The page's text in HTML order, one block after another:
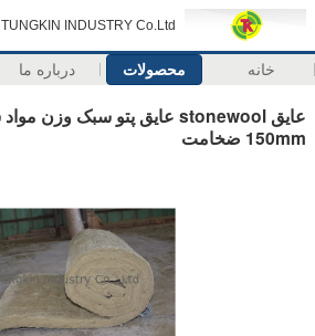
TUNGKIN INDUSTRY Co.Ltd
خانه محصولات درباره ما
150mm ضخامت